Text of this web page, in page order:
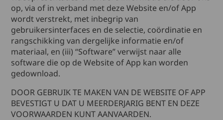
op, via of in verband met deze Website en/of App
wordt verstrekt, met inbegrip van
gebruikersinterfaces en de selectie, coördinatie en
rangschikking van dergelijke informatie en/of
materiaal, en (iii) “Software” verwijst naar alle
software die op de Website of App kan worden
gedownload.
DOOR GEBRUIK TE MAKEN VAN DE WEBSITE OF APP
BEVESTIGT U DAT U MEERDERJARIG BENT EN DEZE
VOORWAARDEN KUNT AANVAARDEN.